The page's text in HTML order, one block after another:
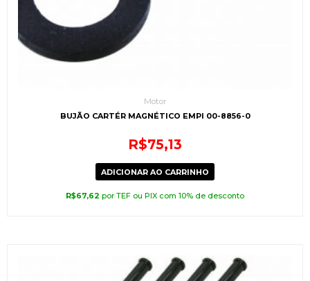
Motor
BUJÃO CARTÉR MAGNÉTICO EMPI 00-8856-0
R$75,13
ADICIONAR AO CARRINHO
R$67,62 por TEF ou PIX com 10% de desconto
preço
preço